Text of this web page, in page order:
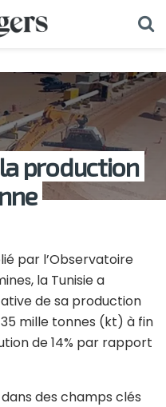
production
par l’Observatoire
la Tunisie a
de sa production
mille tonnes (kt) à fin
de 14% par rapport
des champs clés